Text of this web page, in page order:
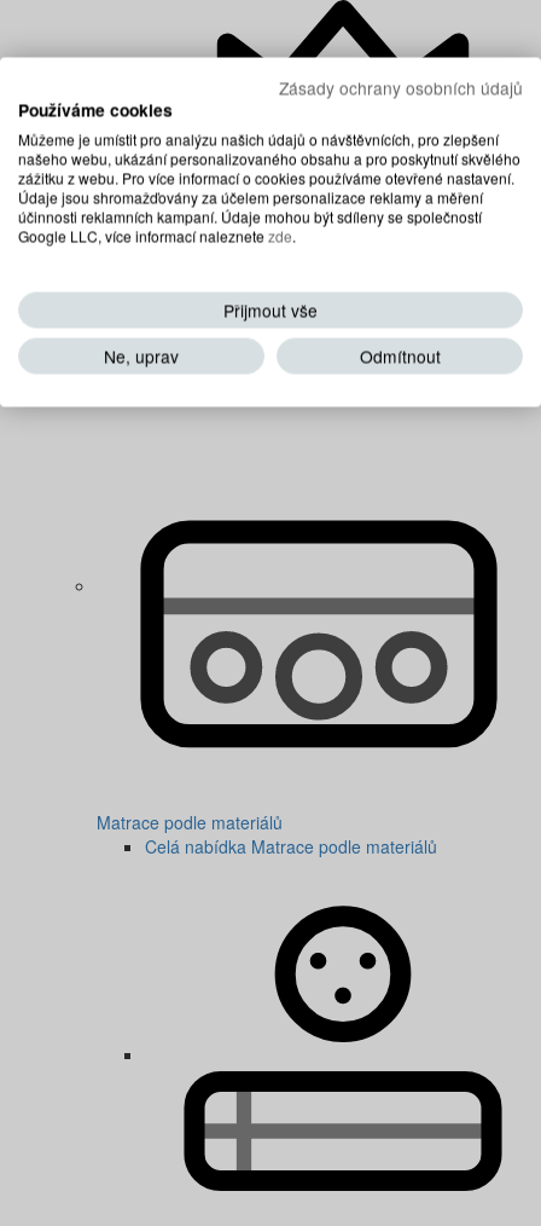
Prémiové matrace
Matrace podle materiálů
Celá nabídka Matrace podle materiálů
Zásady ochrany osobních údajů
Používáme cookies
Můžeme je umístit pro analýzu našich údajů o návštěvnících, pro zlepšení
našeho webu, ukázání personalizovaného obsahu a pro poskytnutí skvělého
zážitku z webu. Pro více informací o cookies používáme otevřené nastavení.
Údaje jsou shromažďovány za účelem personalizace reklamy a měření
účinnosti reklamních kampaní. Údaje mohou být sdíleny se společností
Google LLC, více informací naleznetezde.
Přijmout vše
Ne, uprav
Odmítnout